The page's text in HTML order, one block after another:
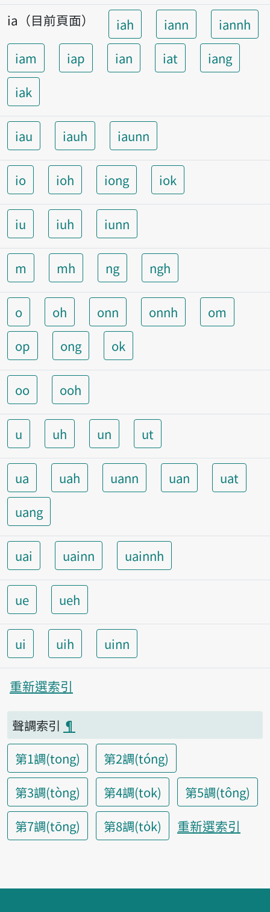
ia（目前頁面） iah iann
iannh
iam
iap ian iat
iang
iak
iau iauh iaunn
io ioh iong iok
iu iuh iunn
m mh ng ngh
o oh onn onnh
om
op
ong ok
oo ooh
u uh un ut
ua uah uann uan
uat
uang
uai uainn uainnh
ue ueh
ui uih uinn
重新選索引
聲調索引 ¶
第1調(tong)
第2調(tóng)
第3調(tòng)
第4調(tok)
第5調(tông)
第7調(tōng)
第8調(to̍k) 重新選索引